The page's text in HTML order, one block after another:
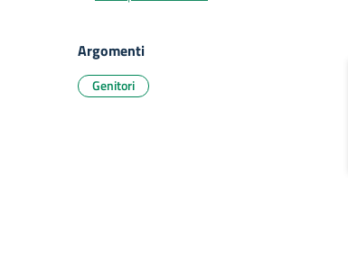
Argomenti
Genitori